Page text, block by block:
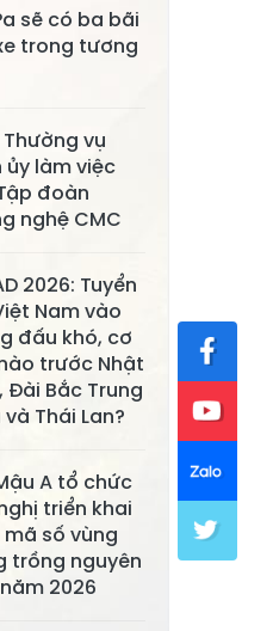
Xã Chấn Thịnh
Xã Lâm Giang
Xã Tân Hợp
Xã Lâm
Thượng
Xã Tân Lĩnh
Xã Phúc Lợi
Xã Cảm Nhân
Xã Thác Bà
Xã Bảo Ái
sẽ có ba bãi
trong tương
Thường vụ
ủy làm việc
đoàn
nghệ CMC
2026: Tuyển
Nam vào
đấu khó, cơ
trước Nhật
Đài Bắc Trung
và Thái Lan?
A tổ chức
triển khai
số vùng
trồng nguyên
2026